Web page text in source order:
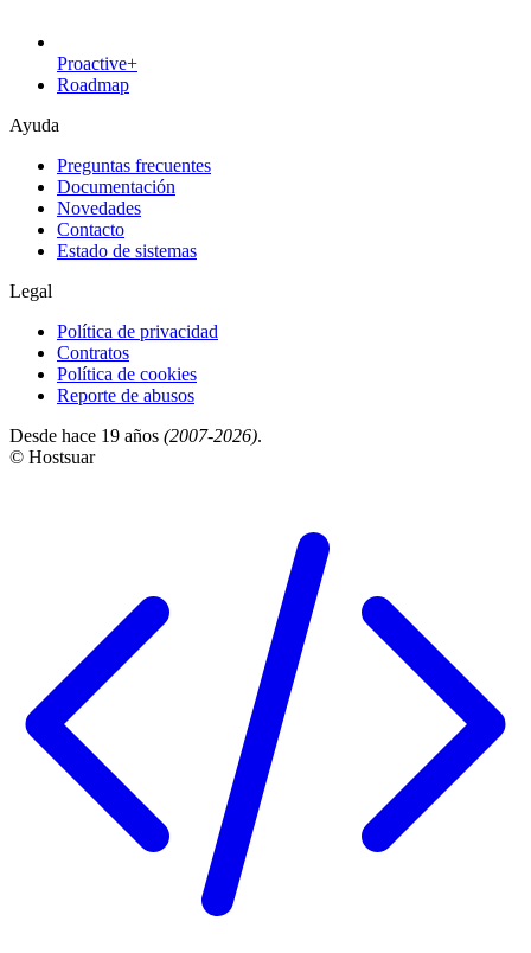
Proactive+
Roadmap
Ayuda
Preguntas frecuentes
Documentación
Novedades
Contacto
Estado de sistemas
Legal
Política de privacidad
Contratos
Política de cookies
Reporte de abusos
Desde hace 19 años (2007-2026).
© Hostsuar